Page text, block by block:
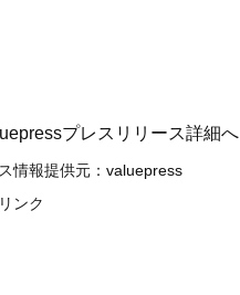
プレスリリース詳細へ
情報提供元： valuepress
ンク